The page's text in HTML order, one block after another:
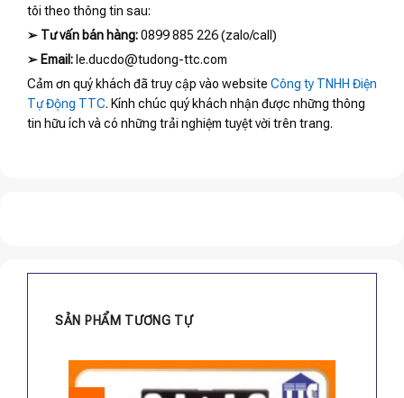
tôi theo thông tin sau:
➢ Tư vấn bán hàng:0899 885 226 (zalo/call)
➢ Email: le.ducdo@tudong-ttc.com
Cảm ơn quý khách đã truy cập vào website Công ty TNHH Điện
Tự Động TTC. Kính chúc quý khách nhận được những thông
tin hữu ích và có những trải nghiệm tuyệt vời trên trang.
SẢN PHẨM TƯƠNG TỰ